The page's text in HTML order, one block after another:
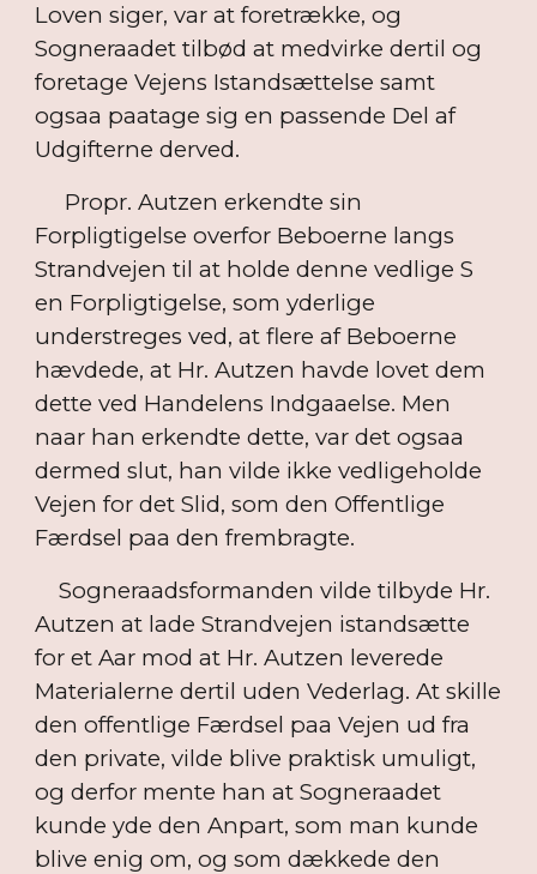
Loven siger, var at foretrække, og
Sogneraadet tilbød at medvirke dertil og
foretage Vejens Istandsættelse samt
ogsaa paatage sig en passende Del af
Udgifterne derved.
Propr. Autzen erkendte sin
Forpligtigelse overfor Beboerne langs
Strandvejen til at holde denne vedlige S
en Forpligtigelse, som yderlige
understreges ved, at flere af Beboerne
hævdede, at Hr. Autzen havde lovet dem
dette ved Handelens Indgaaelse. Men
naar han erkendte dette, var det ogsaa
dermed slut, han vilde ikke vedligeholde
Vejen for det Slid, som den Offentlige
Færdsel paa den frembragte.
Sogneraadsformanden vilde tilbyde Hr.
Autzen at lade Strandvejen istandsætte
for et Aar mod at Hr. Autzen leverede
Materialerne dertil uden Vederlag. At skille
den offentlige Færdsel paa Vejen ud fra
den private, vilde blive praktisk umuligt,
og derfor mente han at Sogneraadet
kunde yde den Anpart, som man kunde
blive enig om, og som dækkede den